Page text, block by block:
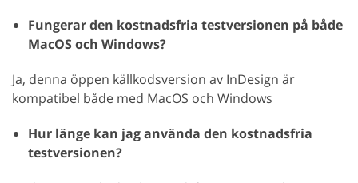
Fungerar den kostnadsfria testversionen på både
MacOS och Windows?
Ja, denna öppen källkodsversion av InDesign är
kompatibel både med MacOS och Windows
Hur länge kan jag använda den kostnadsfria
testversionen?